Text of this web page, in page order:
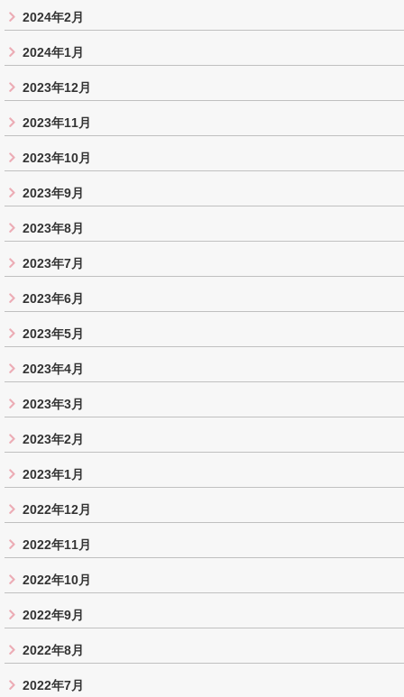
2024年2月
2024年1月
2023年12月
2023年11月
2023年10月
2023年9月
2023年8月
2023年7月
2023年6月
2023年5月
2023年4月
2023年3月
2023年2月
2023年1月
2022年12月
2022年11月
2022年10月
2022年9月
2022年8月
2022年7月